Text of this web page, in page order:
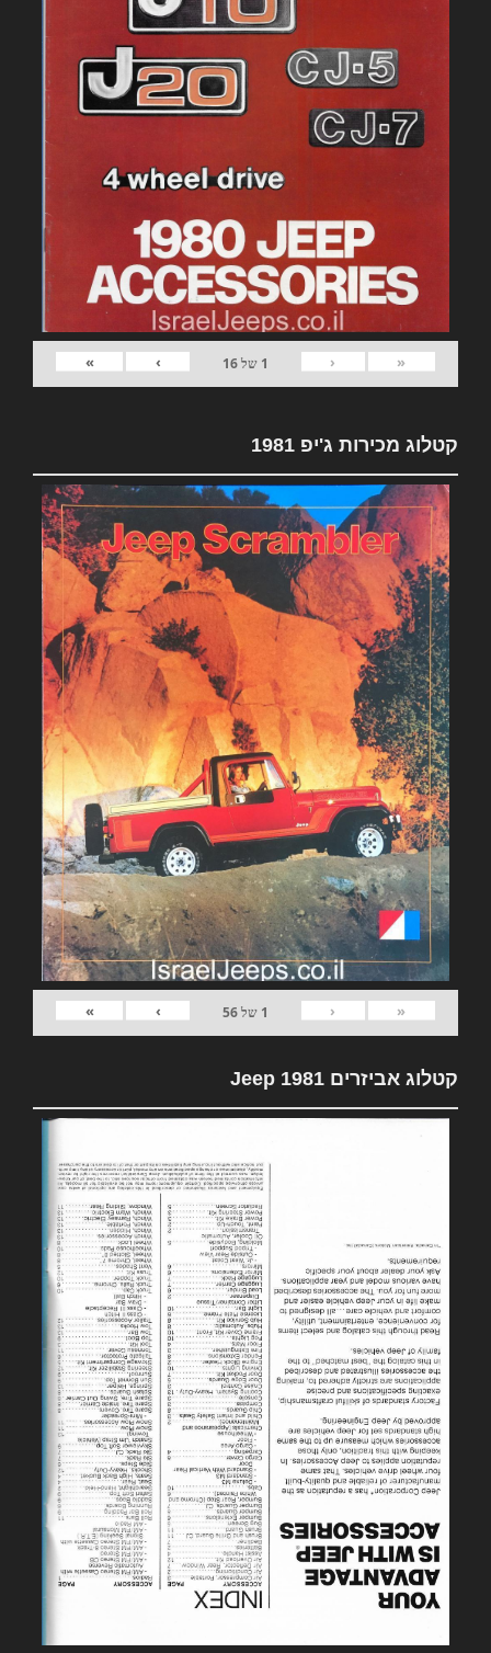
«
‹
1 של16
›
»
קטלוג מכירות ג'יפ 1981
«
‹
1 של56
›
»
קטלוג אביזרים 1981 Jeep